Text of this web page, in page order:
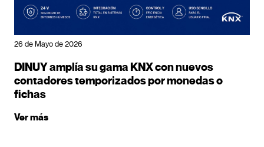
26 de Mayo de 2026
DINUY amplía su gama KNX con nuevos
contadores temporizados por monedas o
fichas
Ver más